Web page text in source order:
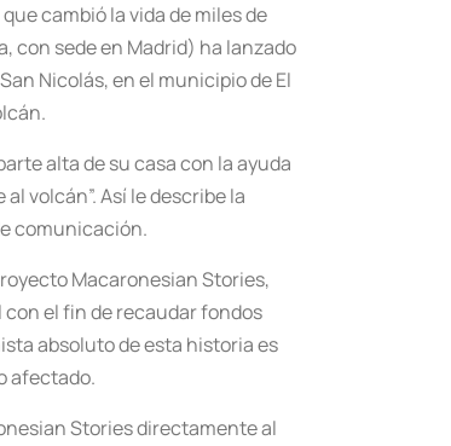
cambió la vida de miles de
con sede en Madrid) ha lanzado
Nicolás, en el municipio de El
alta de su casa con la ayuda
volcán”. Así le describe la
comunicación.
Macaronesian Stories,
el fin de recaudar fondos
absoluto de esta historia es
afectado.
Stories directamente al